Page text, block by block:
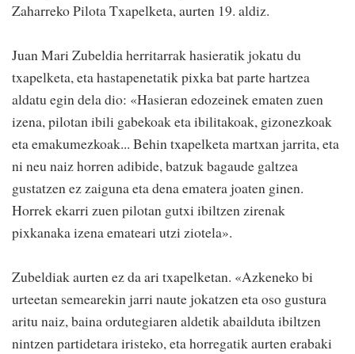
Zaharreko Pilota Txapelketa, aurten 19. aldiz.
Juan Mari Zubeldia herritarrak hasieratik jokatu du
txapelketa, eta hastapenetatik pixka bat parte hartzea
aldatu egin dela dio: «Hasieran edozeinek ematen zuen
izena, pilotan ibili gabekoak eta ibilitakoak, gizonezkoak
eta emakumezkoak... Behin txapelketa martxan jarrita, eta
ni neu naiz horren adibide, batzuk bagaude galtzea
gustatzen ez zaiguna eta dena ematera joaten ginen.
Horrek ekarri zuen pilotan gutxi ibiltzen zirenak
pixkanaka izena emateari utzi ziotela».
Zubeldiak aurten ez da ari txapelketan. «Azkeneko bi
urteetan semearekin jarri naute jokatzen eta oso gustura
aritu naiz, baina ordutegiaren aldetik abailduta ibiltzen
nintzen partidetara iristeko, eta horregatik aurten erabaki